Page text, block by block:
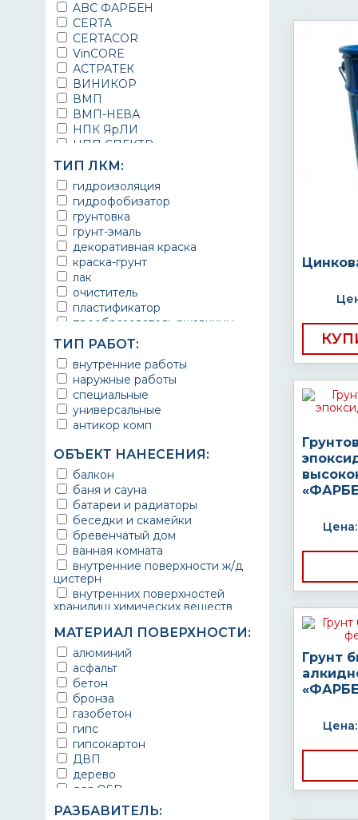
ABC ФАРБЕН
CERTA
CERTACOR
VinCORE
АСТРАТЕК
ВИНИКОР
ВМП
ВМП-НЕВА
НПК ЯрЛИ
НПП СПЕКТР
НПФ ЭМАЛЬ
ТЕРМА
УРЕПЛЕН
ТИП ЛКМ:
гидроизоляция
гидрофобизатор
грунтовка
грунт-эмаль
декоративная краска
краска-грунт
лак
очиститель
пластификатор
преобразователь ржавчины
эмаль
Краска
Покрытие
грунт эмаль
защитное покрытие
ТИП РАБОТ:
внутренние работы
наружные работы
специальные
универсальные
антикор комп
ОБЪЕКТ НАНЕСЕНИЯ:
балкон
баня и сауна
батареи и радиаторы
беседки и скамейки
бревенчатый дом
ванная комната
внутренние поверхности ж/д
цистерн
внутренних поверхностей
хранилищ химических веществ
ворота
выхлопные системы
автомобилей
газопроводы
гараж
гидротехнические сооружения
городской транспорт
грузовые вагоны
двери металлические
детали двигателей
детали машин
для автомобилей
МАТЕРИАЛ ПОВЕРХНОСТИ:
алюминий
асфальт
бетон
бронза
газобетон
гипс
гипсокартон
ДВП
дерево
для OSB
для бетона
РАЗБАВИТЕЛЬ:
Цена:
Грунт
Цена: